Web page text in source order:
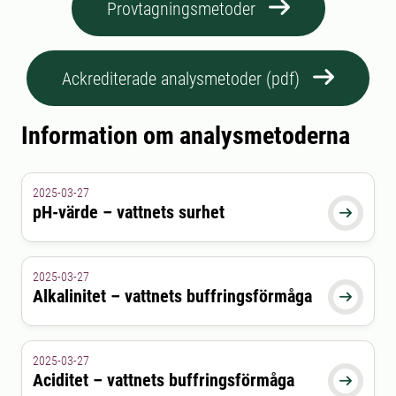
Provtagningsmetoder
Ackrediterade analysmetoder (pdf)
Information om analysmetoderna

2025-03-27
pH-värde – vattnets surhet

2025-03-27
Alkalinitet – vattnets buffringsförmåga

2025-03-27
Aciditet – vattnets buffringsförmåga